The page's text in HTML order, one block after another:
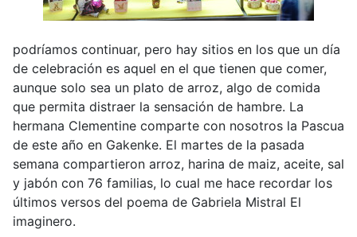
podríamos continuar, pero hay sitios en los que un día
de celebración es aquel en el que tienen que comer,
aunque solo sea un plato de arroz, algo de comida
que permita distraer la sensación de hambre. La
hermana Clementine comparte con nosotros la Pascua
de este año en Gakenke. El martes de la pasada
semana compartieron arroz, harina de maiz, aceite, sal
y jabón con 76 familias, lo cual me hace recordar los
últimos versos del poema de Gabriela Mistral El
imaginero.